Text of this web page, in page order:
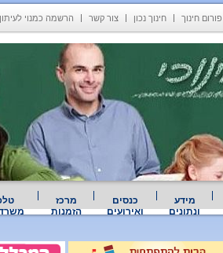
פורום חינוך חינוך נכון צור קשר הרשמה כמנוי לעיתון
מידע
ונתונים
כנסים
ואירועים
מרכז
הזמנות
משרד